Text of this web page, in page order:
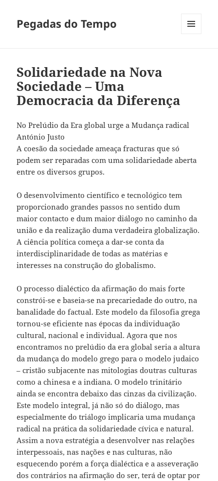
Pegadas do Tempo
Solidariedade na Nova
Sociedade – Uma
Democracia da Diferença
No Prelúdio da Era global urge a Mudança radical
António Justo
A coesão da sociedade ameaça fracturas que só
podem ser reparadas com uma solidariedade aberta
entre os diversos grupos.
O desenvolvimento científico e tecnológico tem
proporcionado grandes passos no sentido dum
maior contacto e dum maior diálogo no caminho da
união e da realização duma verdadeira globalização.
A ciência política começa a dar-se conta da
interdisciplinaridade de todas as matérias e
interesses na construção do globalismo.
O processo dialéctico da afirmação do mais forte
constrói-se e baseia-se na precariedade do outro, na
banalidade do factual. Este modelo da filosofia grega
tornou-se eficiente nas épocas da individuação
cultural, nacional e individual. Agora que nos
encontramos no prelúdio da era global seria a altura
da mudança do modelo grego para o modelo judaico
– cristão subjacente nas mitologias doutras culturas
como a chinesa e a indiana. O modelo trinitário
ainda se encontra debaixo das cinzas da civilização.
Este modelo integral, já não só do diálogo, mas
especialmente do triálogo implicaria uma mudança
radical na prática da solidariedade cívica e natural.
Assim a nova estratégia a desenvolver nas relações
interpessoais, nas nações e nas culturas, não
esquecendo porém a força dialéctica e a asseveração
dos contrários na afirmação do ser, terá de optar por